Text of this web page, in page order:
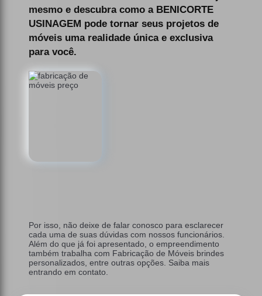
mesmo e descubra como a BENICORTE
USINAGEM pode tornar seus projetos de
móveis uma realidade única e exclusiva
para você.
Por isso, não deixe de falar conosco para esclarecer
cada uma de suas dúvidas com nossos funcionários.
Além do que já foi apresentado, o empreendimento
também trabalha com Fabricação de Móveis brindes
personalizados, entre outras opções. Saiba mais
entrando em contato.